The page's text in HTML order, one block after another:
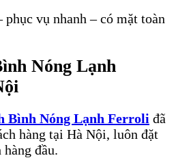
vụ nhanh – có mặt toàn
Nóng Lạnh
Bình Nóng Lạnh Ferroli đã
hàng tại Hà Nội, luôn đặt
đầu.